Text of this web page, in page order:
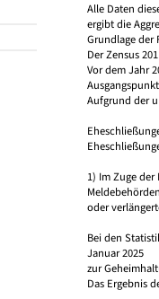
Alle Daten
ergibt die
Grundlage der
Der Zensus
Vor dem Jahr
Aufgrund der
1) Im Zuge
oder
Bei den
Januar 2025
zur
Das Ergebnis